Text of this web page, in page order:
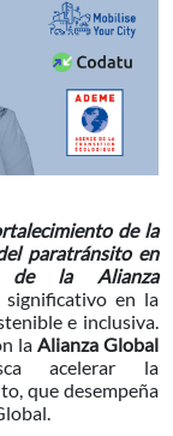
de la
paratránsito en
de la Alianza
en la
e inclusiva.
la Alianza Global
acelerar la
que desempeña